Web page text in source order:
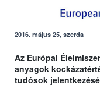
2016. május 25, szerda
Az Európai
anyagok
tudósok